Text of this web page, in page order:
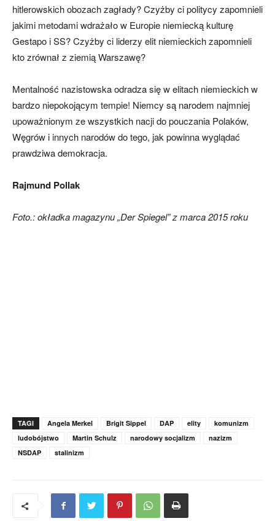
hitlerowskich obozach zagłady? Czyżby ci politycy zapomnieli
jakimi metodami wdrażało w Europie niemiecką kulturę
Gestapo i SS? Czyżby ci liderzy elit niemieckich zapomnieli
kto zrównał z ziemią Warszawę?
Mentalność nazistowska odradza się w elitach niemieckich w
bardzo niepokojącym tempie! Niemcy są narodem najmniej
upoważnionym ze wszystkich nacji do pouczania Polaków,
Węgrów i innych narodów do tego, jak powinna wyglądać
prawdziwa demokracja.
Rajmund Pollak
Foto.: okładka magazynu „Der Spiegel” z marca 2015 roku
TAGI Angela Merkel Brigit Sippel DAP elity
komunizm
ludobójstwo
Martin Schulz narodowy socjalizm
nazizm
NSDAP
stalinizm